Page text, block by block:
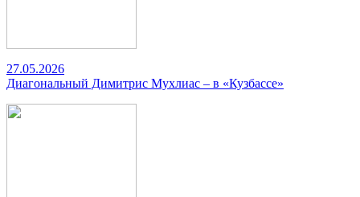
27.05.2026
Диагональный Димитрис Мухлиас – в «Кузбассе»